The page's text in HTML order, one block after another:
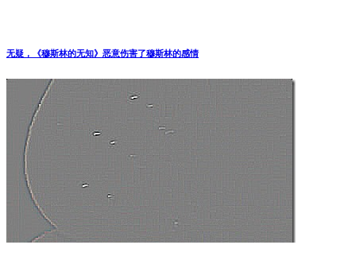
无疑，《穆斯林的无知》恶意伤害了穆斯林的感情